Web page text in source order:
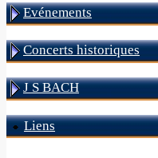
Evénements
Concerts historiques
J S BACH
Liens